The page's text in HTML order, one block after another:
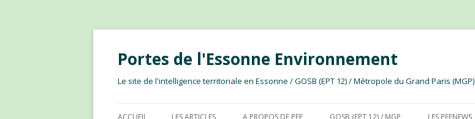
Portes de l'Essonne Environnement
Le site de l'intelligence territoriale en Essonne / GOSB (EPT 12) / Métropole du Grand Paris (MGP)
ACCUEIL LES ARTICLES A PROPOS DE PEE GOSB (EPT 12) / MGP LES PEENEWS